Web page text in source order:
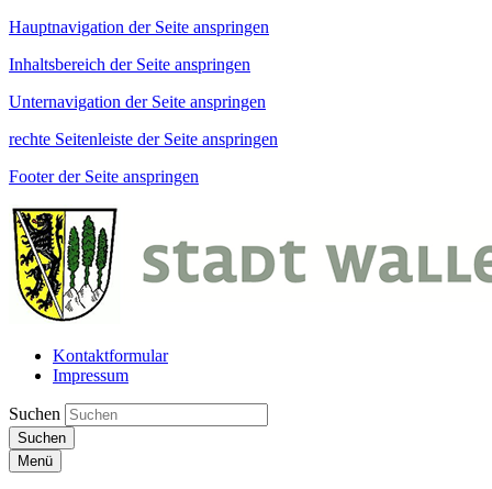
Hauptnavigation der Seite anspringen
Inhaltsbereich der Seite anspringen
Unternavigation der Seite anspringen
rechte Seitenleiste der Seite anspringen
Footer der Seite anspringen
Kontaktformular
Impressum
Suchen
Suchen
Menü